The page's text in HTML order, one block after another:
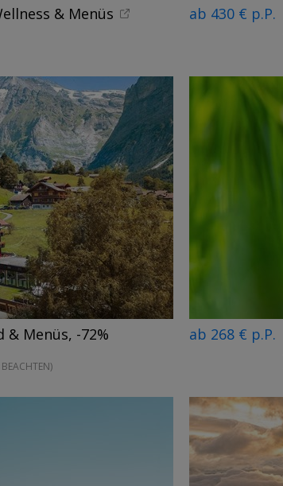
& Menüs ab 430 € p.P.
Menüs, -72% ab 268 € p.P.